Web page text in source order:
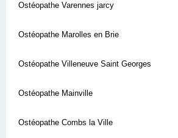
Ostéopathe Varennes jarcy
Ostéopathe Marolles en Brie
Ostéopathe Villeneuve Saint Georges
Ostéopathe Mainville
Ostéopathe Combs la Ville